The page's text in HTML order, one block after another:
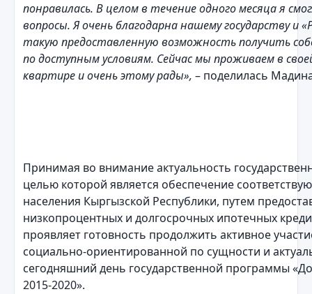
понравилась. В целом в течение одного месяца я
вопросы.Я очень благодарна нашему государству и
такую предоставленную возможность получить
по доступным условиям. Сейчас мы проживаем в
квартире и очень этому рады», – поделилась
Принимая во внимание актуальность
целью которой является обеспечение
населения Кыргызской Республики, путем
низкопроцентных и долгосрочных ипотечных
проявляет готовность продолжить активное
социально-ориентированной по сущности и
сегодняшний день государственной программы
2015-2020».